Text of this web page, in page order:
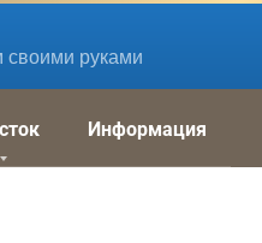
руками
Информация